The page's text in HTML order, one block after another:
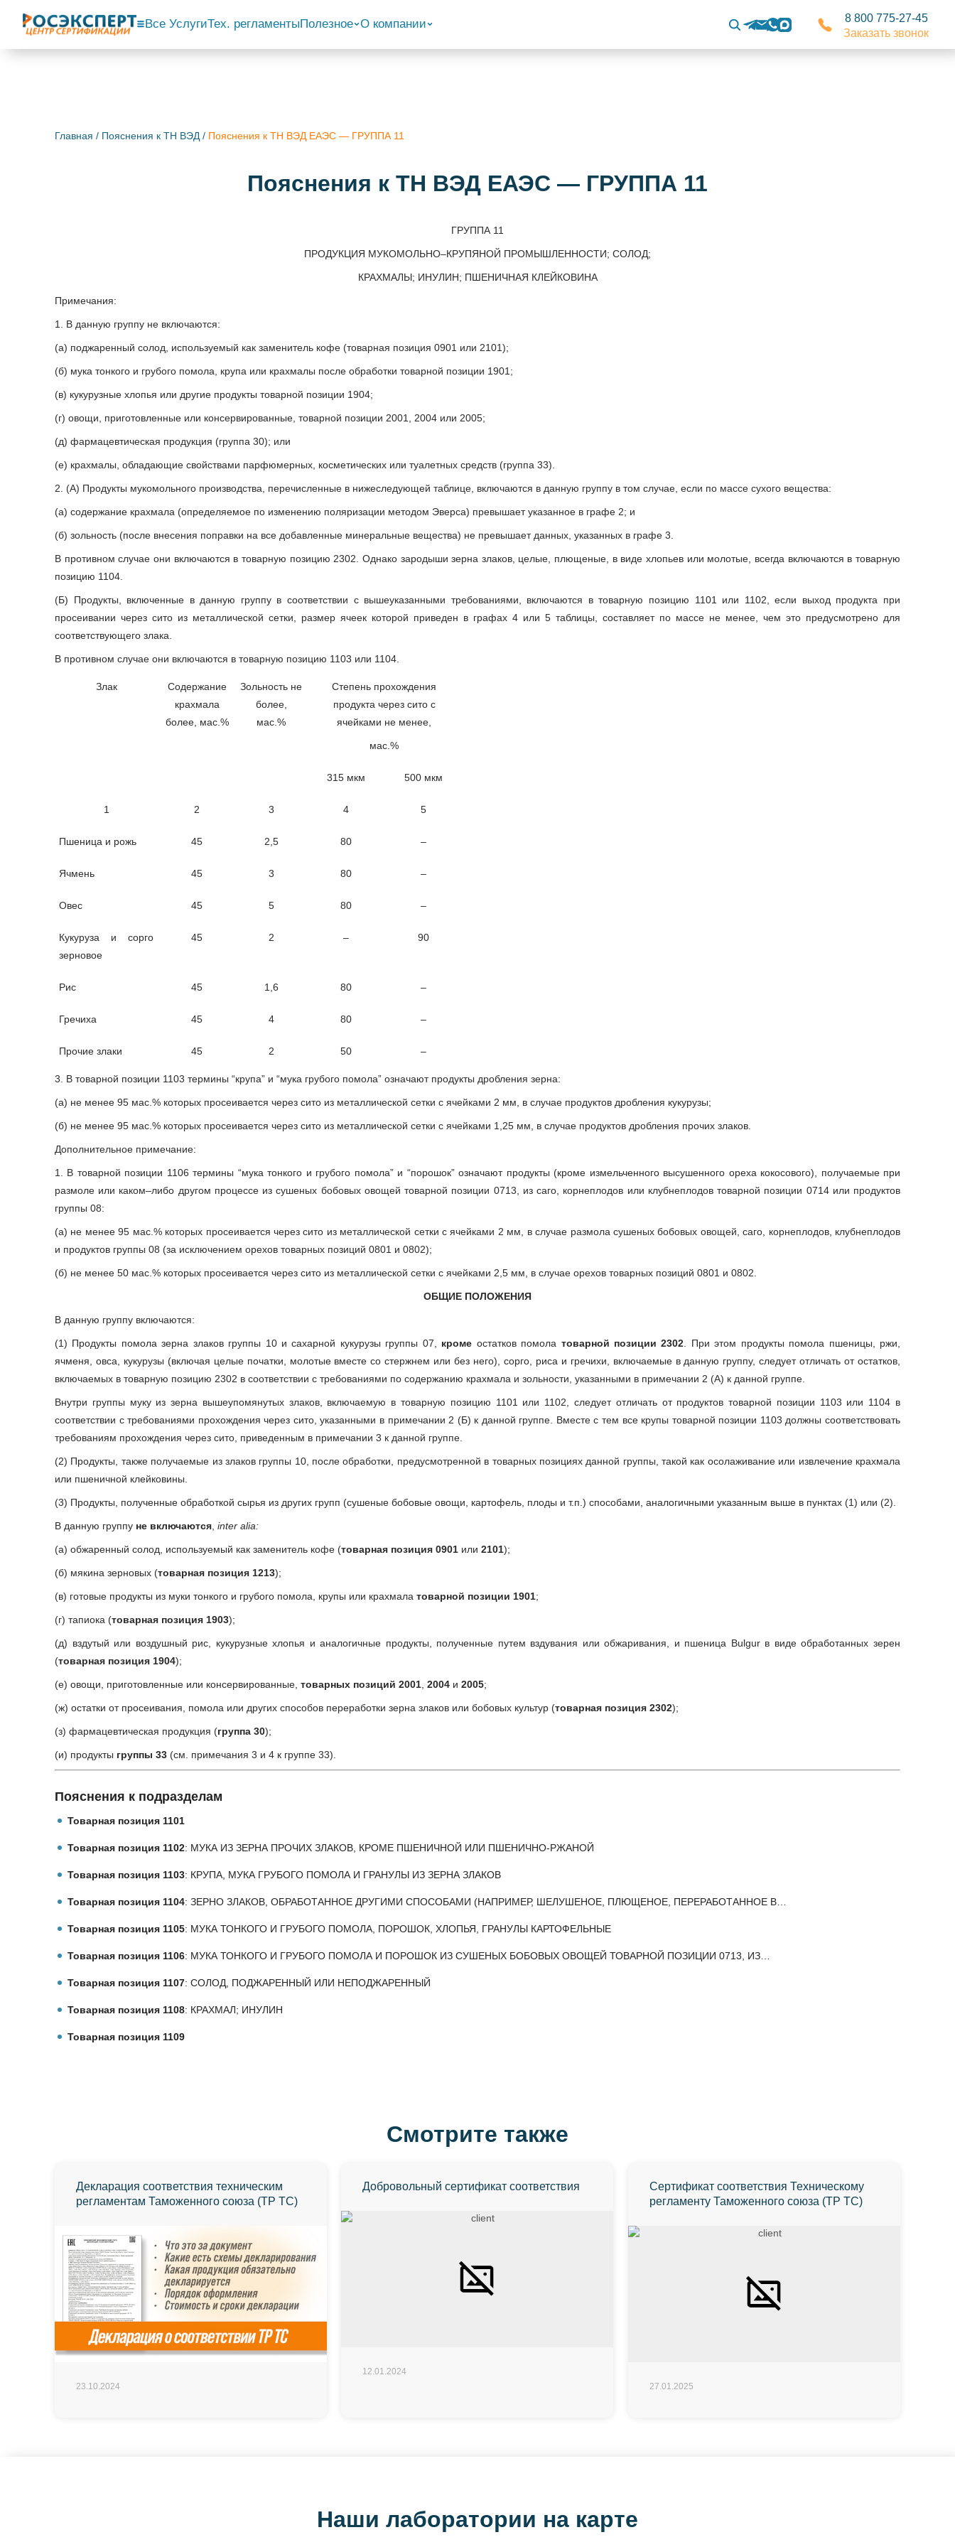
Все УслугиТех. регламенты Полезное О компании
8 800 775-27-45
Заказать звонок
Главная / Пояснения к ТН ВЭД / Пояснения к ТН ВЭД ЕАЭС — ГРУППА 11
Пояснения к ТН ВЭД ЕАЭС — ГРУППА 11
ГРУППА 11
ПРОДУКЦИЯ МУКОМОЛЬНО–КРУПЯНОЙ ПРОМЫШЛЕННОСТИ; СОЛОД;
КРАХМАЛЫ; ИНУЛИН; ПШЕНИЧНАЯ КЛЕЙКОВИНА
Примечания:
1. В данную группу не включаются:
(а) поджаренный солод, используемый как заменитель кофе (товарная позиция 0901 или 2101);
(б) мука тонкого и грубого помола, крупа или крахмалы после обработки товарной позиции 1901;
(в) кукурузные хлопья или другие продукты товарной позиции 1904;
(г) овощи, приготовленные или консервированные, товарной позиции 2001, 2004 или 2005;
(д) фармацевтическая продукция (группа 30); или
(е) крахмалы, обладающие свойствами парфюмерных, косметических или туалетных средств (группа 33).
2. (А) Продукты мукомольного производства, перечисленные в нижеследующей таблице, включаются в данную группу в том случае, если по массе сухого вещества:
(а) содержание крахмала (определяемое по изменению поляризации методом Эверса) превышает указанное в графе 2; и
(б) зольность (после внесения поправки на все добавленные минеральные вещества) не превышает данных, указанных в графе 3.
В противном случае они включаются в товарную позицию 2302. Однако зародыши зерна злаков, целые, плющеные, в виде хлопьев или молотые, всегда включаются в товарную
позицию 1104.
(Б) Продукты, включенные в данную группу в соответствии с вышеуказанными требованиями, включаются в товарную позицию 1101 или 1102, если выход продукта при
просеивании через сито из металлической сетки, размер ячеек которой приведен в графах 4 или 5 таблицы, составляет по массе не менее, чем это предусмотрено для
соответствующего злака.
В противном случае они включаются в товарную позицию 1103 или 1104.
Злак
Содержание
крахмала
более, мас.%
Зольность не
более,
мас.%
Степень прохождения
продукта через сито с
ячейками не менее,
мас.%
315 мкм 500 мкм
1 2 3 4 5
Пшеница и рожь 45 2,5 80 –
Ячмень 45 3 80 –
Овес 45 5 80 –
Кукуруза и сорго
зерновое
45 2 – 90
Рис 45 1,6 80 –
Гречиха 45 4 80 –
Прочие злаки 45 2 50 –
3. В товарной позиции 1103 термины “крупа” и “мука грубого помола” означают продукты дробления зерна:
(а) не менее 95 мас.% которых просеивается через сито из металлической сетки с ячейками 2 мм, в случае продуктов дробления кукурузы;
(б) не менее 95 мас.% которых просеивается через сито из металлической сетки с ячейками 1,25 мм, в случае продуктов дробления прочих злаков.
Дополнительное примечание:
1. В товарной позиции 1106 термины “мука тонкого и грубого помола” и “порошок” означают продукты (кроме измельченного высушенного ореха кокосового), получаемые при
размоле или каком–либо другом процессе из сушеных бобовых овощей товарной позиции 0713, из саго, корнеплодов или клубнеплодов товарной позиции 0714 или продуктов
группы 08:
(а) не менее 95 мас.% которых просеивается через сито из металлической сетки с ячейками 2 мм, в случае размола сушеных бобовых овощей, саго, корнеплодов, клубнеплодов
и продуктов группы 08 (за исключением орехов товарных позиций 0801 и 0802);
(б) не менее 50 мас.% которых просеивается через сито из металлической сетки с ячейками 2,5 мм, в случае орехов товарных позиций 0801 и 0802.
ОБЩИЕ ПОЛОЖЕНИЯ
В данную группу включаются:
(1) Продукты помола зерна злаков группы 10 и сахарной кукурузы группы 07, кроме остатков помола товарной позиции 2302 . При этом продукты помола пшеницы, ржи,
ячменя, овса, кукурузы (включая целые початки, молотые вместе со стержнем или без него), сорго, риса и гречихи, включаемые в данную группу, следует отличать от остатков,
включаемых в товарную позицию 2302 в соответствии с требованиями по содержанию крахмала и зольности, указанными в примечании 2 (А) к данной группе.
Внутри группы муку из зерна вышеупомянутых злаков, включаемую в товарную позицию 1101 или 1102, следует отличать от продуктов товарной позиции 1103 или 1104 в
соответствии с требованиями прохождения через сито, указанными в примечании 2 (Б) к данной группе. Вместе с тем все крупы товарной позиции 1103 должны соответствовать
требованиям прохождения через сито, приведенным в примечании 3 к данной группе.
(2) Продукты, также получаемые из злаков группы 10, после обработки, предусмотренной в товарных позициях данной группы, такой как осолаживание или извлечение крахмала
или пшеничной клейковины.
(3) Продукты, полученные обработкой сырья из других групп (сушеные бобовые овощи, картофель, плоды и т.п.) способами, аналогичными указанным выше в пунктах (1) или (2).
В данную группу не включаются inter alia:
(а) обжаренный солод, используемый как заменитель кофе (товарная позиция 0901 или 2101);
(б) мякина зерновых (товарная позиция 1213);
(в) готовые продукты из муки тонкого и грубого помола, крупы или крахмала товарной позиции 1901;
(г) тапиока (товарная позиция 1903);
(д) вздутый или воздушный рис, кукурузные хлопья и аналогичные продукты, полученные путем вздувания или обжаривания, и пшеница Bulgur в виде обработанных зерен
(товарная позиция 1904);
(е) овощи, приготовленные или консервированные, товарных позиций 2001 2004 и 2005;
(ж) остатки от просеивания, помола или других способов переработки зерна злаков или бобовых культур (товарная позиция 2302);
(з) фармацевтическая продукция (группа 30);
(и) продукты группы 33 (см. примечания 3 и 4 к группе 33).
Пояснения к подразделам
Товарная позиция 1101
Товарная позиция 1102: МУКА ИЗ ЗЕРНА ПРОЧИХ ЗЛАКОВ, КРОМЕ ПШЕНИЧНОЙ ИЛИ ПШЕНИЧНО-РЖАНОЙ
Товарная позиция 1103: КРУПА, МУКА ГРУБОГО ПОМОЛА И ГРАНУЛЫ ИЗ ЗЕРНА ЗЛАКОВ
Товарная позиция 1104: ЗЕРНО ЗЛАКОВ, ОБРАБОТАННОЕ ДРУГИМИ СПОСОБАМИ (НАПРИМЕР, ШЕЛУШЕНОЕ, ПЛЮЩЕНОЕ, ПЕРЕРАБОТАННОЕ В…
Товарная позиция 1105: МУКА ТОНКОГО И ГРУБОГО ПОМОЛА, ПОРОШОК, ХЛОПЬЯ, ГРАНУЛЫ КАРТОФЕЛЬНЫЕ
Товарная позиция 1106: МУКА ТОНКОГО И ГРУБОГО ПОМОЛА И ПОРОШОК ИЗ СУШЕНЫХ БОБОВЫХ ОВОЩЕЙ ТОВАРНОЙ ПОЗИЦИИ 0713, ИЗ…
Товарная позиция 1107: СОЛОД, ПОДЖАРЕННЫЙ ИЛИ НЕПОДЖАРЕННЫЙ
Товарная позиция 1108: КРАХМАЛ; ИНУЛИН
Товарная позиция 1109
Смотрите также
Декларация соответствия техническим
регламентам Таможенного союза (ТР ТС)
23.10.2024
Добровольный сертификат соответствия
12.01.2024
Сертификат соответствия Техническому
регламенту Таможенного союза (ТР ТС)
27.01.2025
Наши лаборатории на карте